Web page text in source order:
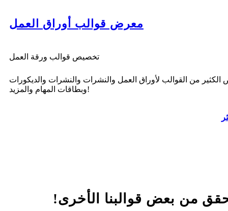
معرض قوالب أوراق العمل
تخصيص قوالب ورقة العمل
من القوالب لأوراق العمل والنشرات والنشرات والديكورات
وبطاقات المهام والمزيد!
من بعض قوالبنا الأخرى!